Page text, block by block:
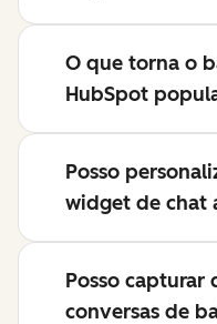
O que torna o
HubSpot
Posso
widget de chat
Posso capturar
conversas de